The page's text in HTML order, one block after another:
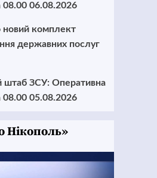
08.00 06.08.2026
новий комплект
державних послуг
штаб ЗСУ: Оперативна
08.00 05.08.2026
Нікополь»